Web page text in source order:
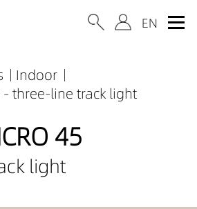
Indoor
- three-line track light
45
light